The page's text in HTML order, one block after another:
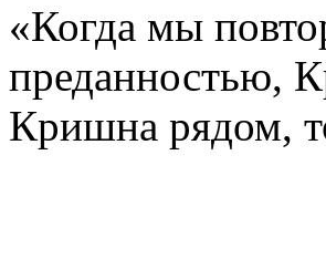
«Когда мы
преданностью,
Кришна рядом,